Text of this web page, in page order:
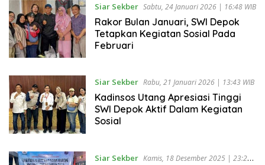
Siar Sekber Sabtu, 24 Januari 2026 | 16:48 WIB
Rakor Bulan Januari, SWI Depok
Tetapkan Kegiatan Sosial Pada
Februari
Siar Sekber Rabu, 21 Januari 2026 | 13:43 WIB
Kadinsos Utang Apresiasi Tinggi
SWI Depok Aktif Dalam Kegiatan
Sosial
Siar Sekber Kamis, 18 Desember 2025 | 23:27